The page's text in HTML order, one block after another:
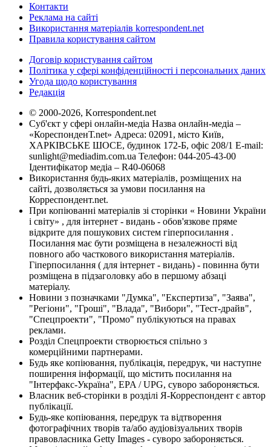
Контакти
Реклама на сайті
Використання матеріалів korrespondent.net
Правила користування сайтом
Договір користування сайтом
Політика у сфері конфіденційності і персональних даних
Угода щодо користування
Редакція
© 2000-2026, Korrespondent.net
Суб'єкт у сфері онлайн-медіа Назва онлайн-медіа –
«КореспонденТ.net» Адреса: 02091, місто Київ,
ХАРКІВСЬКЕ ШОСЕ, будинок 172-Б, офіс 208/1 E-mail:
sunlight@mediadim.com.ua Телефон: 044-205-43-00
Ідентифікатор медіа – R40-06068
Використання будь-яких матеріалів, розміщених на
сайті, дозволяється за умови посилання на
Корреспондент.net.
При копіюванні матеріалів зі сторінки « Новини України
і світу» , для інтернет - видань - обов'язкове пряме
відкрите для пошукових систем гіперпосилання .
Посилання має бути розміщена в незалежності від
повного або часткового використання матеріалів.
Гіперпосилання ( для інтернет - видань) - повинна бути
розміщена в підзаголовку або в першому абзаці
матеріалу.
Новини з позначками "Думка", "Експертиза", "Заява",
"Регіони", "Гроші", "Влада", "Вибори", "Тест-драйв",
"Спецпроекти", "Промо" публікуються на правах
реклами.
Розділ Спецпроекти створюється спільно з
комерційними партнерами.
Будь яке копіювання, публікація, передрук, чи наступне
поширення інформації, що містить посилання на
"Інтерфакс-Україна", EPA / UPG, суворо забороняється.
Власник веб-сторінки в розділі Я-Корреспондент є автор
публікації.
Будь-яке копіювання, передрук та відтворення
фотографічних творів та/або аудіовізуальних творів
правовласника Getty Images - суворо забороняється.